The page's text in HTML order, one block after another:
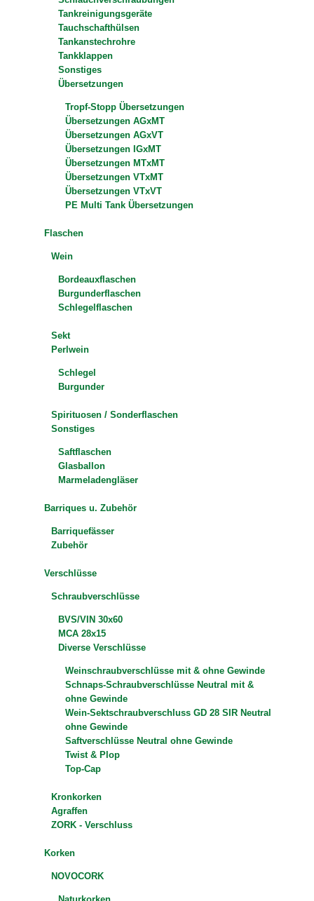
Tankreinigungsgeräte
Tauchschafthülsen
Tankanstechrohre
Tankklappen
Sonstiges
Übersetzungen
Tropf-Stopp Übersetzungen
Übersetzungen AGxMT
Übersetzungen AGxVT
Übersetzungen IGxMT
Übersetzungen MTxMT
Übersetzungen VTxMT
Übersetzungen VTxVT
PE Multi Tank Übersetzungen
Flaschen
Wein
Bordeauxflaschen
Burgunderflaschen
Schlegelflaschen
Sekt
Perlwein
Schlegel
Burgunder
Spirituosen / Sonderflaschen
Sonstiges
Saftflaschen
Glasballon
Marmeladengläser
Barriques u. Zubehör
Barriquefässer
Zubehör
Verschlüsse
Schraubverschlüsse
BVS/VIN 30x60
MCA 28x15
Diverse Verschlüsse
Weinschraubverschlüsse mit & ohne Gewinde
Schnaps-Schraubverschlüsse Neutral mit &
ohne Gewinde
Wein-Sektschraubverschluss GD 28 SIR Neutral
ohne Gewinde
Saftverschlüsse Neutral ohne Gewinde
Twist & Plop
Top-Cap
Kronkorken
Agraffen
ZORK - Verschluss
Korken
NOVOCORK